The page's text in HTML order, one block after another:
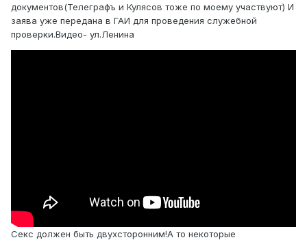
документов(Телеграфъ и Кулясов тоже по моему участвуют) И
заява уже передана в ГАИ для проведения служебной
проверки.Видео- ул.Ленина
Секс должен быть двухсторонним!А то некоторые